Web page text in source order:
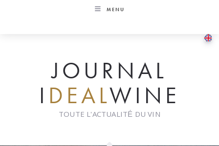
MENU
JOURNAL
I DEALWINE
TOUTE L'ACTUALITÉ DU VIN